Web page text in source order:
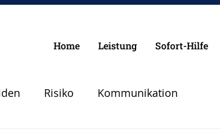
Home Leistung Sofort-Hilfe
Risiko Kommunikation